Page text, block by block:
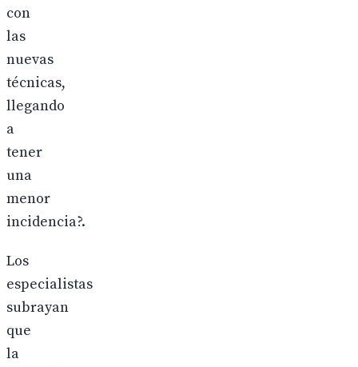
con
las
nuevas
técnicas,
llegando
a
tener
una
menor
incidencia?.
Los
especialistas
subrayan
que
la